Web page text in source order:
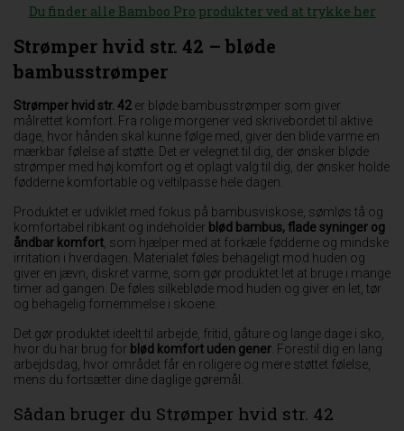
Du finder alle Bamboo Pro produkter ved at trykke her
Strømper hvid str. 42 – bløde
bambusstrømper
Strømper hvid str. 42 er bløde bambusstrømper som giver
målrettet komfort. Fra rolige morgener ved skrivebordet til aktive
dage, hvor hånden skal kunne følge med, giver den blide varme en
mærkbar følelse af støtte. Det er velegnet til dig, der ønsker bløde
strømper med høj komfort og et oplagt valg til dig, der ønsker holde
fødderne komfortable og veltilpasse hele dagen.
Produktet er udviklet med fokus på bambusviskose, sømløs tå og
komfortabel ribkant og indeholder blød bambus, flade syninger og
åndbar komfort , som hjælper med at forkæle fødderne og mindske
irritation i hverdagen. Materialet føles behageligt mod huden og
giver en jævn, diskret varme, som gør produktet let at bruge i mange
timer ad gangen. De føles silkebløde mod huden og giver en let, tør
og behagelig fornemmelse i skoene.
Det gør produktet ideelt til arbejde, fritid, gåture og lange dage i sko,
hvor du har brug for blød komfort uden gener . Forestil dig en lang
arbejdsdag, hvor området får en roligere og mere støttet følelse,
mens du fortsætter dine daglige gøremål.
Sådan bruger du Strømper hvid str. 42